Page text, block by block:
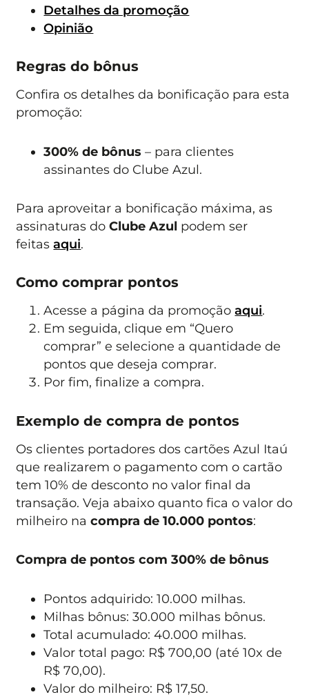
Detalhes da promoção
Opinião
Regras do bônus
Confira os detalhes da bonificação para esta
promoção:
300% de bônus – para clientes
assinantes do Clube Azul.
Para aproveitar a bonificação máxima, as
assinaturas doClube Azul podem ser
feitasaqui.
Como comprar pontos
Acesse a página da promoçãoaqui.
Em seguida, clique em “Quero
comprar” e selecione a quantidade de
pontos que deseja comprar.
Por fim, finalize a compra.
Exemplo de compra de pontos
Os clientes portadores dos cartões Azul Itaú
que realizarem o pagamento com o cartão
tem 10% de desconto no valor final da
transação. Veja abaixo quanto fica o valor do
milheiro nacompra de 10.000 pontos:
Compra de pontos com 300% de bônus
Pontos adquirido: 10.000 milhas.
Milhas bônus: 30.000 milhas bônus.
Total acumulado: 40.000 milhas.
Valor total pago: R$ 700,00 (até 10x de
R$ 70,00).
Valor do milheiro: R$ 17,50.